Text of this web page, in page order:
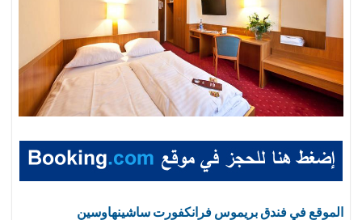
الموقع في فندق بريموس فرانكفورت ساشينهاوسين